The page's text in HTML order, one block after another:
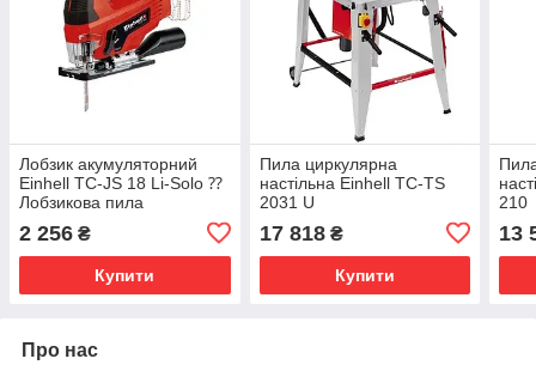
Лобзик акумуляторний
Einhell TC-JS 18 Li-Solo ⁇
Лобзикова пила
2 256 ₴
Купити
Пила циркулярна
настільна Еinhell TC-TS
2031 U
17 818₴
Купити
210
13
Про нас